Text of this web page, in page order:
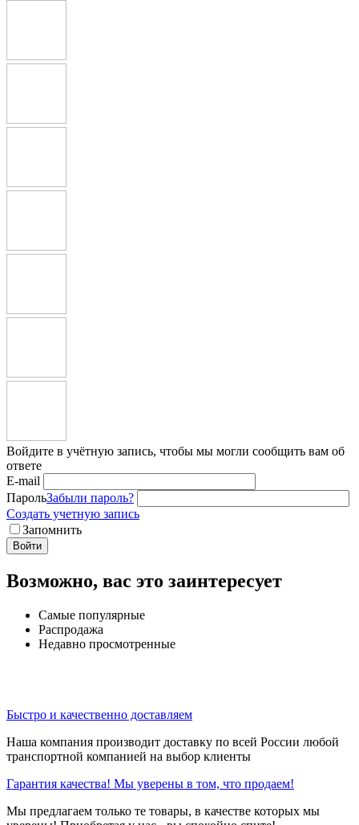
Войдите в учётную запись, чтобы мы могли сообщить вам об
ответе
E-mail
ПарольЗабыли пароль?
Создать учетную запись
Запомнить
Войти
Возможно, вас это заинтересует
Самые популярные
Распродажа
Недавно просмотренные
Быстро и качественно доставляем
Наша компания производит доставку по всей России любой
транспортной компанией на выбор клиенты
Гарантия качества! Мы уверены в том, что продаем!
Мы предлагаем только те товары, в качестве которых мы